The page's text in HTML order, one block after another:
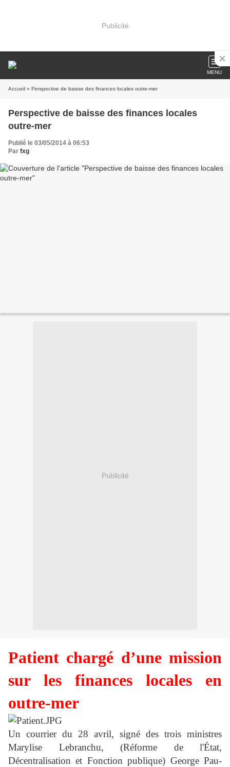
Publicité
MENU
Accueil » Perspective de baisse des finances locales outre-mer
Perspective de baisse des finances locales
outre-mer
Publié le 03/05/2014 à 06:53
Par fxg
Publicité
Patient chargé d’une mission
sur les finances locales en
outre-mer
Un courrier du 28 avril, signé des trois ministres
Marylise Lebranchu, (Réforme de l'État,
Décentralisation et Fonction publique) George Pau-